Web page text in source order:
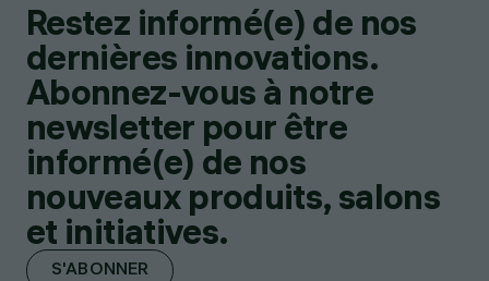
Restez informé(e) de nos
dernières innovations.
Abonnez-vous à notre
newsletter pour être
informé(e) de nos
nouveaux produits, salons
et initiatives.
S'ABONNER